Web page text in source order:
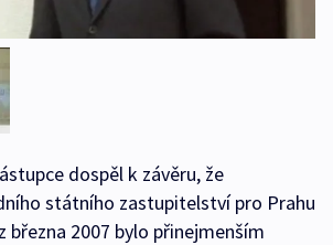
dospěl k závěru, že
státního zastupitelství pro Prahu
března 2007 bylo přinejmenším